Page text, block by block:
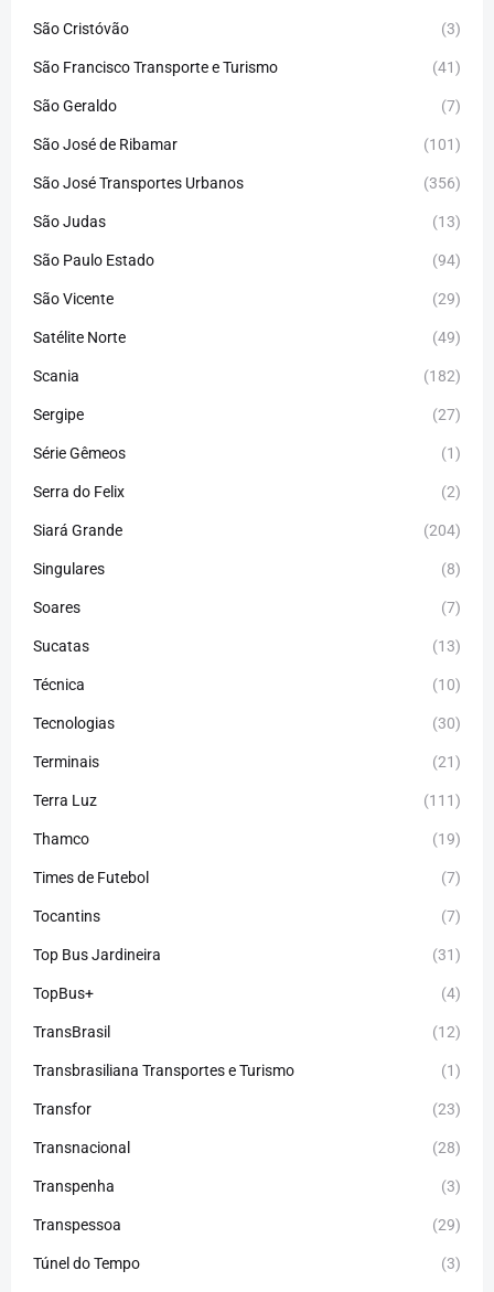
São Cristóvão (3)
São Francisco Transporte e Turismo (41)
São Geraldo (7)
São José de Ribamar (101)
São José Transportes Urbanos (356)
São Judas (13)
São Paulo Estado (94)
São Vicente (29)
Satélite Norte (49)
Scania (182)
Sergipe (27)
Série Gêmeos (1)
Serra do Felix (2)
Siará Grande (204)
Singulares (8)
Soares (7)
Sucatas (13)
Técnica (10)
Tecnologias (30)
Terminais (21)
Terra Luz (111)
Thamco (19)
Times de Futebol (7)
Tocantins (7)
Top Bus Jardineira (31)
TopBus+ (4)
TransBrasil (12)
Transbrasiliana Transportes e Turismo (1)
Transfor (23)
Transnacional (28)
Transpenha (3)
Transpessoa (29)
Túnel do Tempo (3)